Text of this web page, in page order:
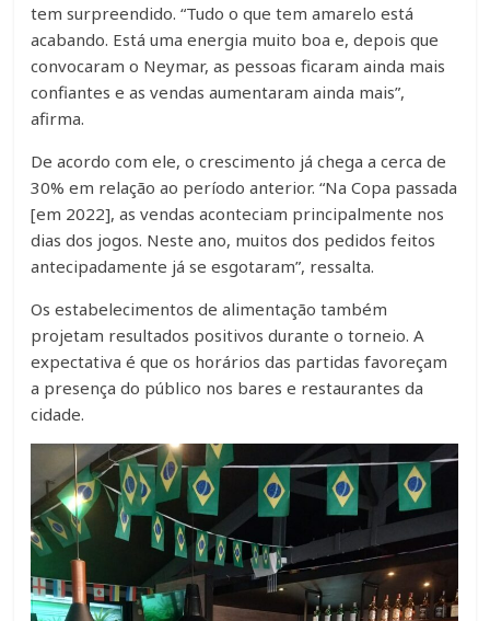
tem surpreendido. “Tudo o que tem amarelo está
acabando. Está uma energia muito boa e, depois que
convocaram o Neymar, as pessoas ficaram ainda mais
confiantes e as vendas aumentaram ainda mais”,
afirma.
De acordo com ele, o crescimento já chega a cerca de
30% em relação ao período anterior. “Na Copa passada
[em 2022], as vendas aconteciam principalmente nos
dias dos jogos. Neste ano, muitos dos pedidos feitos
antecipadamente já se esgotaram”, ressalta.
Os estabelecimentos de alimentação também
projetam resultados positivos durante o torneio. A
expectativa é que os horários das partidas favoreçam
a presença do público nos bares e restaurantes da
cidade.